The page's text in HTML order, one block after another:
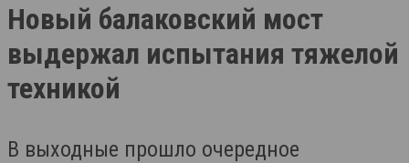
Новый балаковский мост
выдержал испытания тяжелой
техникой
В выходные прошло очередное